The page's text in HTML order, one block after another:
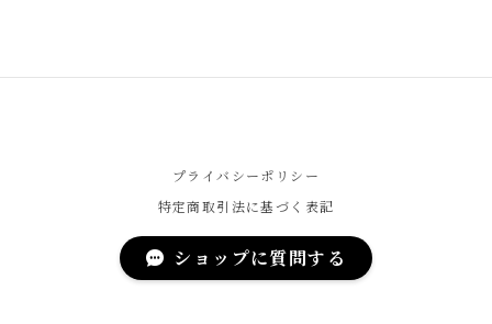
プライバシーポリシー
特定商取引法に基づく表記
ショップに質問する